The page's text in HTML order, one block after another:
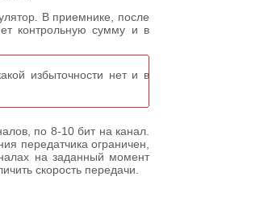
В приемнике, после
контрольную сумму и в
избыточности нет и в
по 8-10 бит на канал.
передатчика ограничен,
на заданный момент
скорость передачи.